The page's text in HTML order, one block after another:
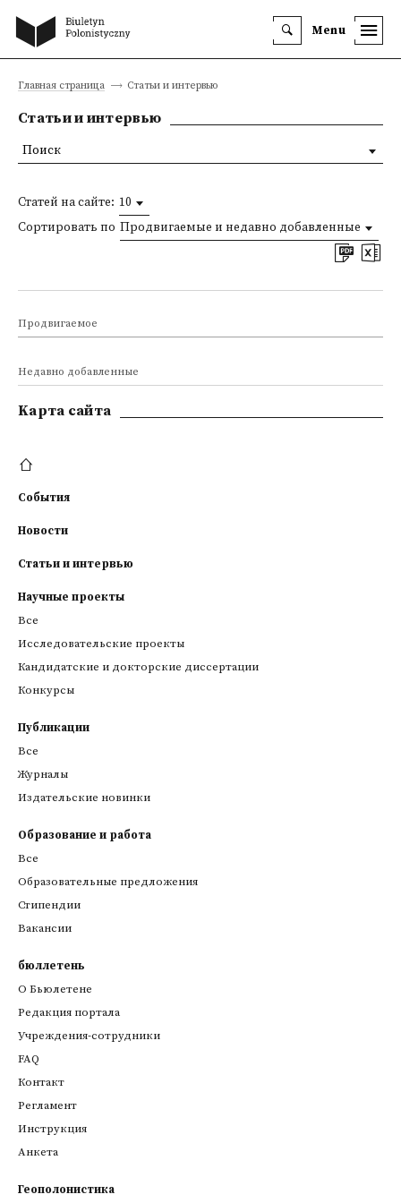
Menu
Главная страница Статьи и интервью
Статьи и интервью
Статей на сайте: 10
Сортировать по Продвигаемые и недавно добавленные
Продвигаемое
Недавно добавленные
Поиск
Kарта сайта
События
Новости
Статьи и интервью
Научные проекты
Все
Исследовательские проекты
Кандидатские и докторские диссертации
Конкурсы
Публикации
Все
Журналы
Издательские новинки
Образование и работа
Все
Образовательные предложения
Стипендии
Вакансии
бюллетень
О Бьюлетене
Редакция портала
Учреждения-сотрудники
FAQ
Контакт
Регламент
Инструкция
Анкета
Геополонистика